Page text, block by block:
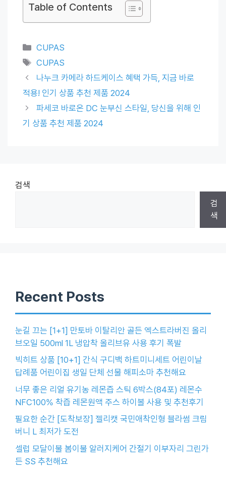
Table of Contents
Categories
CUPAS
Tags
CUPAS
나누크 카메라 하드케이스 혜택 가득, 지금 바로
적용! 인기 상품 추천 제품 2024
파세코 바로온 DC 눈부신 스타일, 당신을 위해 인
기 상품 추천 제품 2024
검색
검
색
Recent Posts
눈길 끄는 [1+1] 만토바 이탈리안 골든 엑스트라버진 올리
브오일 500ml 1L 냉압착 올리브유 사용 후기 폭발
빅히트 상품 [10+1] 간식 구디백 하트미니세트 어린이날
답례품 어린이집 생일 단체 선물 해피소마 추천해요
너무 좋은 리얼 유기농 레몬즙 스틱 6박스(84포) 레몬수
NFC100% 착즙 레몬원액 주스 하이볼 사용 및 추천후기
필요한 순간 [도착보장] 젤리캣 국민애착인형 블라썸 크림
버니 L 최저가 도전
셀럽 모달이불 봄이불 알러지케어 간절기 이부자리 그린가
든 SS 추천해요